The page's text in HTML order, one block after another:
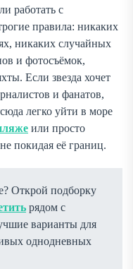
работать с
правила: никаких
никаких случайных
и фотосъёмок,
Если звезда хочет
и фанатов,
легко уйти в море
или просто
покидая её границ.
Открой подборку
рядом с
варианты для
однодневных